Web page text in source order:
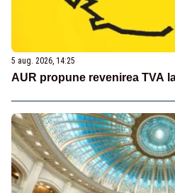
5 aug. 2026, 14:25
AUR propune revenirea TVA